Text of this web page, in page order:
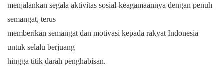
menjalankan segala aktivitas sosial-keagamaannya dengan penuh
semangat, terus
memberikan semangat dan motivasi kepada rakyat Indonesia
untuk selalu berjuang
hingga titik darah penghabisan.